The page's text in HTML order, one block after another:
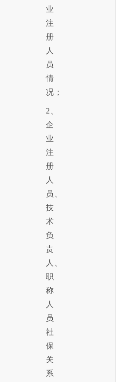
业
注
册
人
员
情
况；
2、
企
业
注
册
人
员、
技
术
负
责
人、
职
称
人
员
社
保
关
系